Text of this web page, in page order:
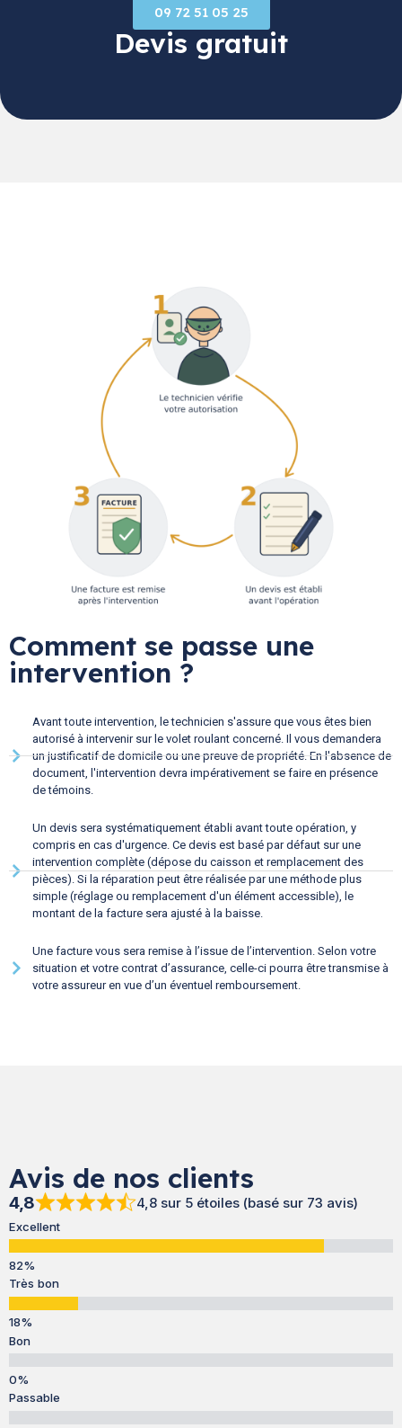
09 72 51 05 25
Devis gratuit
Comment se passe une
intervention ?
Avant toute intervention, le technicien s'assure que vous êtes bien
autorisé à intervenir sur le volet roulant concerné. Il vous demandera
un justificatif de domicile ou une preuve de propriété. En l'absence de
document, l'intervention devra impérativement se faire en présence
de témoins.
Un devis sera systématiquement établi avant toute opération, y
compris en cas d'urgence. Ce devis est basé par défaut sur une
intervention complète (dépose du caisson et remplacement des
pièces). Si la réparation peut être réalisée par une méthode plus
simple (réglage ou remplacement d'un élément accessible), le
montant de la facture sera ajusté à la baisse.
Une facture vous sera remise à l’issue de l’intervention. Selon votre
situation et votre contrat d’assurance, celle-ci pourra être transmise à
votre assureur en vue d’un éventuel remboursement.
Avis de nos clients
4,8 4,8 sur 5 étoiles (basé sur 73 avis)
Excellent
Très bon
Bon
Passable